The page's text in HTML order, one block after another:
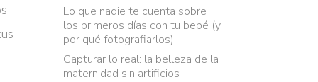
Lo que nadie te cuenta sobre
los primeros días con tu bebé (y
por qué fotografiarlos)
Capturar lo real: la belleza de la
maternidad sin artificios